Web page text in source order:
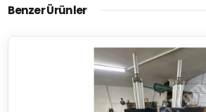
Benzer Ürünler